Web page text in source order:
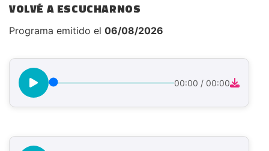
VOLVÉ A ESCUCHARNOS
Programa emitido el 06/08/2026
00:00 / 00:00